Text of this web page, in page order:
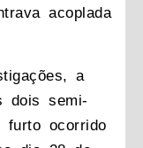
acoplada
a
dois semi-
furto ocorrido